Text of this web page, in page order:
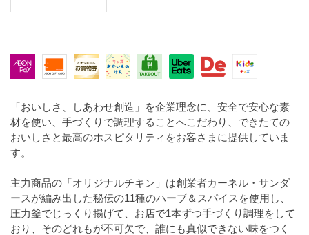
「おいしさ、しあわせ創造」を企業理念に、安全で安心な素
材を使い、手づくりで調理することへこだわり、できたての
おいしさと最高のホスピタリティをお客さまに提供していま
す。
主力商品の「オリジナルチキン」は創業者カーネル・サンダ
ースが編み出した秘伝の11種のハーブ＆スパイスを使用し、
圧力釜でじっくり揚げて、お店で1本ずつ手づくり調理をして
おり、そのどれもが不可欠で、誰にも真似できない味をつく